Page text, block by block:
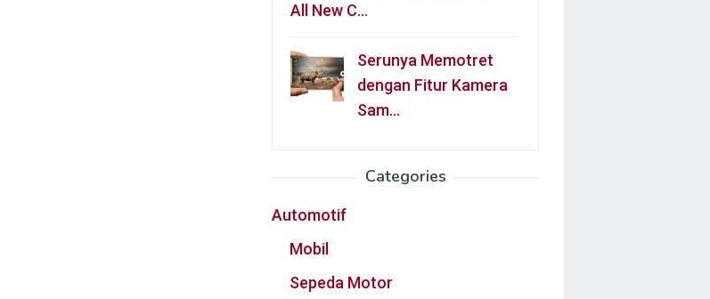
All New C…
Serunya Memotret
dengan Fitur Kamera
Sam…
Categories
Automotif
Mobil
Sepeda Motor